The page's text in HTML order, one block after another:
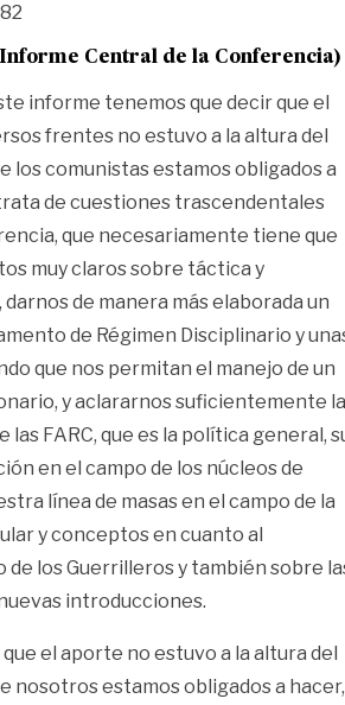
Central de la Conferencia)
informe tenemos que decir que el
frentes no estuvo a la altura del
los comunistas estamos obligados a
de cuestiones trascendentales
que necesariamente tiene que
muy claros sobre táctica y
de manera más elaborada un
de Régimen Disciplinario y
que nos permitan el manejo de un
y aclararnos suficientemente la
las FARC, que es la política general,
en el campo de los núcleos de
línea de masas en el campo de la
y conceptos en cuanto al
de los Guerrilleros y también sobre
introducciones.
el aporte no estuvo a la altura del
nosotros estamos obligados a hacer,